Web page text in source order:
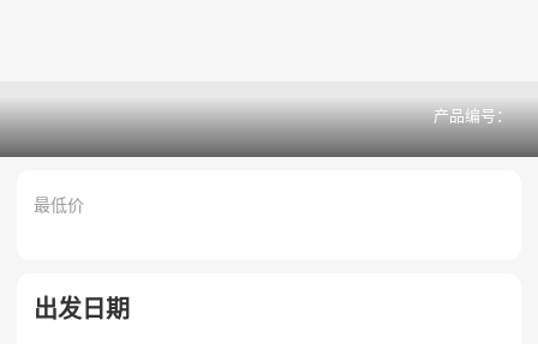
产品编号：
最低价
出发日期